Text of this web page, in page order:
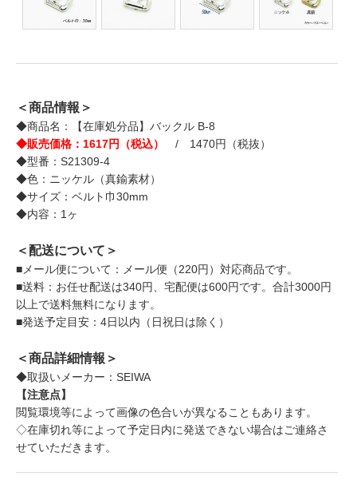
＜商品情報＞
◆商品名：【在庫処分品】バックル B-8
◆販売価格：1617円（税込）
/ 1470円（税抜）
◆型番：S21309-4
◆色：ニッケル（真鍮素材）
◆サイズ：ベルト巾30mm
◆内容：1ヶ
＜配送について＞
■メール便について：メール便（220円）対応商品です。
■送料：お任せ配送は340円、宅配便は600円です。合計3000円
以上で送料無料になります。
■発送予定目安：4日以内（日祝日は除く）
＜商品詳細情報＞
◆取扱いメーカー：SEIWA
【注意点】
閲覧環境等によって画像の色合いが異なることもあります。
◇在庫切れ等によって予定日内に発送できない場合はご連絡さ
せていただきます。